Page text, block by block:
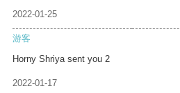
2022-01-25
游客
Horny Shriya sent you 2
2022-01-17